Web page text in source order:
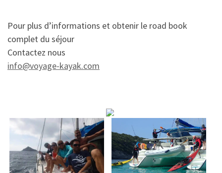
Pour plus d’informations et obtenir le road book
complet du séjour
Contactez nous
info@voyage-kayak.com